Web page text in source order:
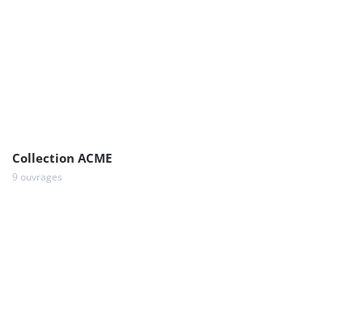
Collection ACME
9 ouvrages